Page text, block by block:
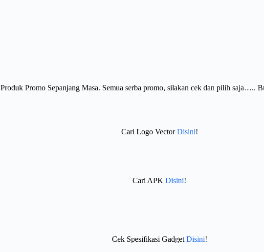
Produk Promo Sepanjang Masa. Semua serba promo, silakan cek dan pilih saja…..
Cari Logo VectorDisini!
Cari APK Disini!
Cek Spesifikasi GadgetDisini!